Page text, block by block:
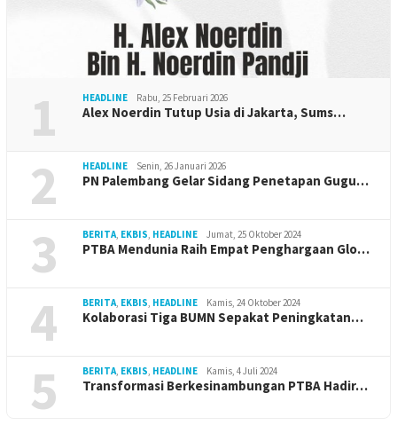
1 HEADLINE Rabu, 25 Februari 2026
Alex Noerdin Tutup Usia di Jakarta, Sums…
2 HEADLINE Senin, 26 Januari 2026
PN Palembang Gelar Sidang Penetapan Gugu…
3 BERITA, EKBIS, HEADLINE Jumat, 25 Oktober 2024
PTBA Mendunia Raih Empat Penghargaan Glo…
4 BERITA, EKBIS, HEADLINE Kamis, 24 Oktober 2024
Kolaborasi Tiga BUMN Sepakat Peningkatan…
5 BERITA, EKBIS, HEADLINE Kamis, 4 Juli 2024
Transformasi Berkesinambungan PTBA Hadir…